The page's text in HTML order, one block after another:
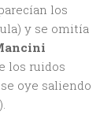
los
y se omitía
los ruidos
oye saliendo